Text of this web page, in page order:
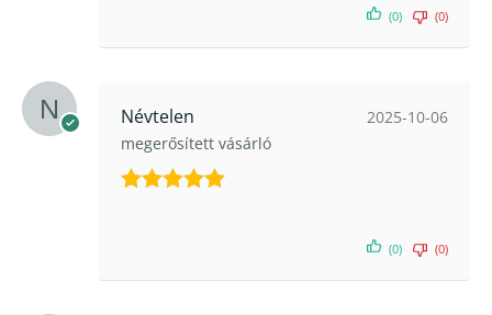
(0) (0)
Névtelen
megerősített vásárló
2025-10-06
(0) (0)